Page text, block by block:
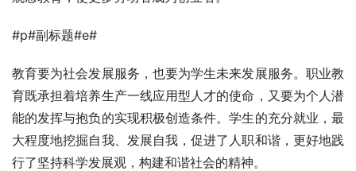
#p#副标题#e#
教育要为社会发展服务，也要为学生未来发展服务。职业教
育既承担着培养生产一线应用型人才的使命，又要为个人潜
能的发挥与抱负的实现积极创造条件。学生的充分就业，最
大程度地挖掘自我、发展自我，促进了人职和谐，更好地践
行了坚持科学发展观，构建和谐社会的精神。